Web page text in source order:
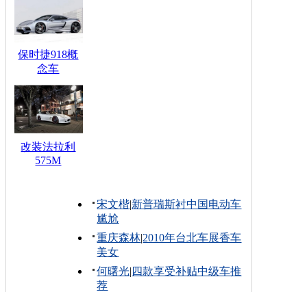
保时捷918概
念车
改装法拉利
575M
宋文楷|新普瑞斯衬中国电动车
尴尬
重庆森林|2010年台北车展香车
美女
何曙光| 四款享受补贴中级车推
荐